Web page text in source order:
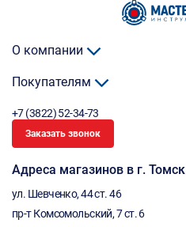
О компании
Покупателям
+7 (3822) 52-34-73
Заказать звонок
Адреса магазинов в г. Томск
ул. Шевченко, 44 ст. 46
пр-т Комсомольский, 7 ст. 6